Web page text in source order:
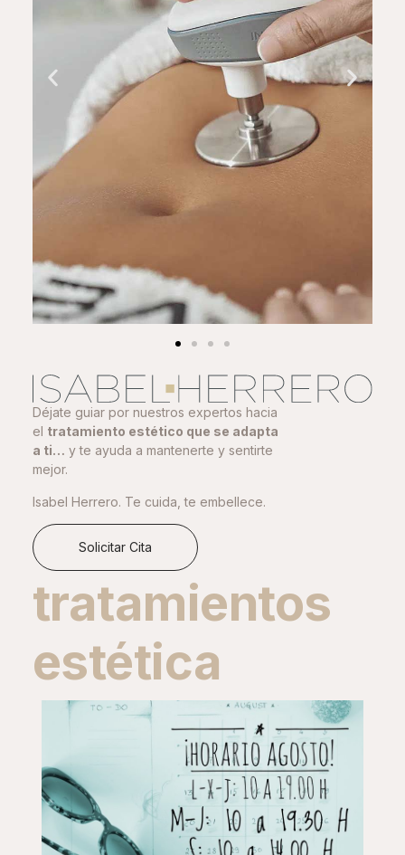
Déjate guiar por nuestros expertos hacia
el tratamiento estético que se adapta
a ti… y te ayuda a mantenerte y sentirte
mejor.
Isabel Herrero. Te cuida, te embellece.
Solicitar Cita
tratamientos
estética